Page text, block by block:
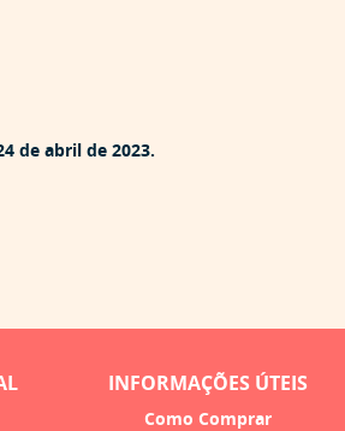
de abril de 2023.
INFORMAÇÕES ÚTEIS
Como Comprar